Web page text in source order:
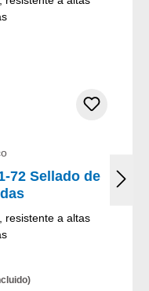
72 Sellado de
resistente a altas